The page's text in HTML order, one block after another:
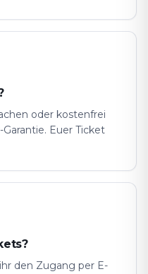
oder kostenfrei
Euer Ticket
den Zugang per E-